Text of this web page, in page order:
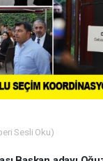
Sesli Oku)